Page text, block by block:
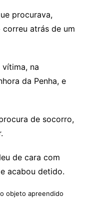
procurava,
correu atrás de um
na
da Penha, e
de socorro,
de cara com
acabou detido.
objeto apreendido